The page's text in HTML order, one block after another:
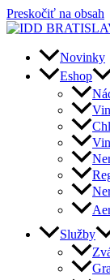
Preskočiť na obsah
Novinky
Eshop
Služby